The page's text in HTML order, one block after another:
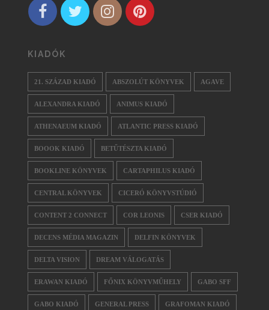
KIADÓK
21. SZÁZAD KIADÓ ABSZOLÚT KÖNYVEK AGAVE
ALEXANDRA KIADÓ ANIMUS KIADÓ
ATHENAEUM KIADÓ ATLANTIC PRESS KIADÓ
BOOOK KIADÓ BETŰTÉSZTA KIADÓ
BOOKLINE KÖNYVEK CARTAPHILUS KIADÓ
CENTRAL KÖNYVEK CICERÓ KÖNYVSTÚDIÓ
CONTENT 2 CONNECT COR LEONIS CSER KIADÓ
DECENS MÉDIA MAGAZIN DELFIN KÖNYVEK
DELTA VISION DREAM VÁLOGATÁS
ERAWAN KIADÓ FŐNIX KÖNYVMŰHELY GABO SFF
GABO KIADÓ GENERAL PRESS GRAFOMAN KIADÓ